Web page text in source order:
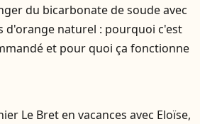
du bicarbonate de soude avec
d'orange naturel : pourquoi c'est
et pour quoi ça fonctionne
Le Bret en vacances avec Eloïse,